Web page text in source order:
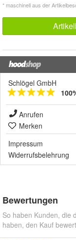
* maschinell aus der
Schlögel GmbH
Anrufen
Merken
Impressum
Widerrufsbelehrung
Bewertungen
So haben Kunden, die
haben, den Kauf